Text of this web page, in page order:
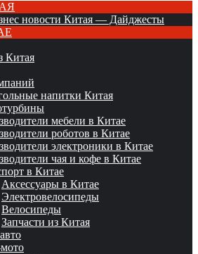
новости Китая — Дайджесты
Китая
напитки Китая
мебели в Китае
роботов в Китае
электроники в Китае
чая и кофе в Китае
в Китае
Аксессуары в Китае
Электровелосипеды
Велосипеды
Запчасти из Китая